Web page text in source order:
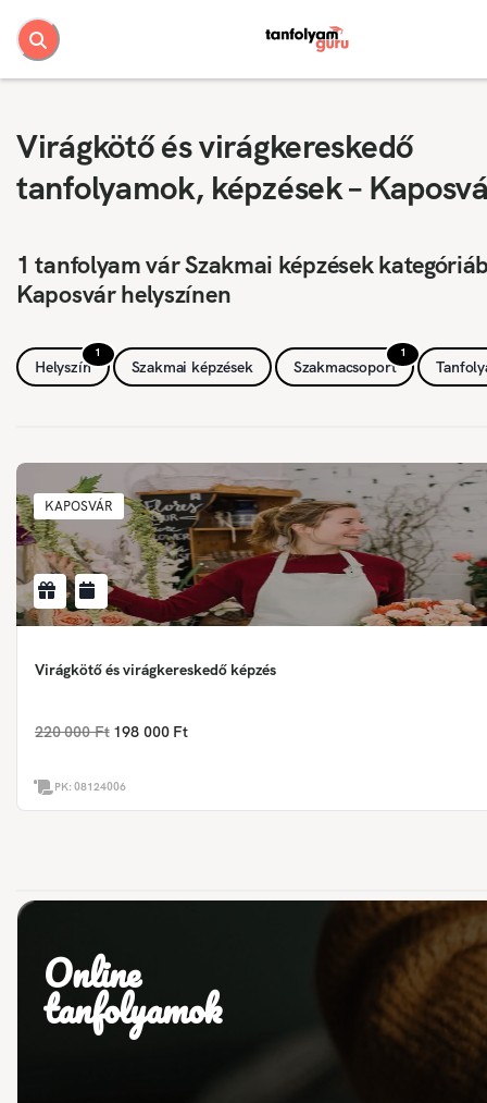
Virágkötő és virágkereskedő
tanfolyamok, képzések –
1 tanfolyam vár Szakmai képzések
Kaposvár helyszínen
1
Helyszín Szakmai képzések
1
Szakmacsoport
KAPOSVÁR
Virágkötő és virágkereskedő képzés
220 000 Ft 198 000 Ft
PK:08124006
Online
tanfolyamok